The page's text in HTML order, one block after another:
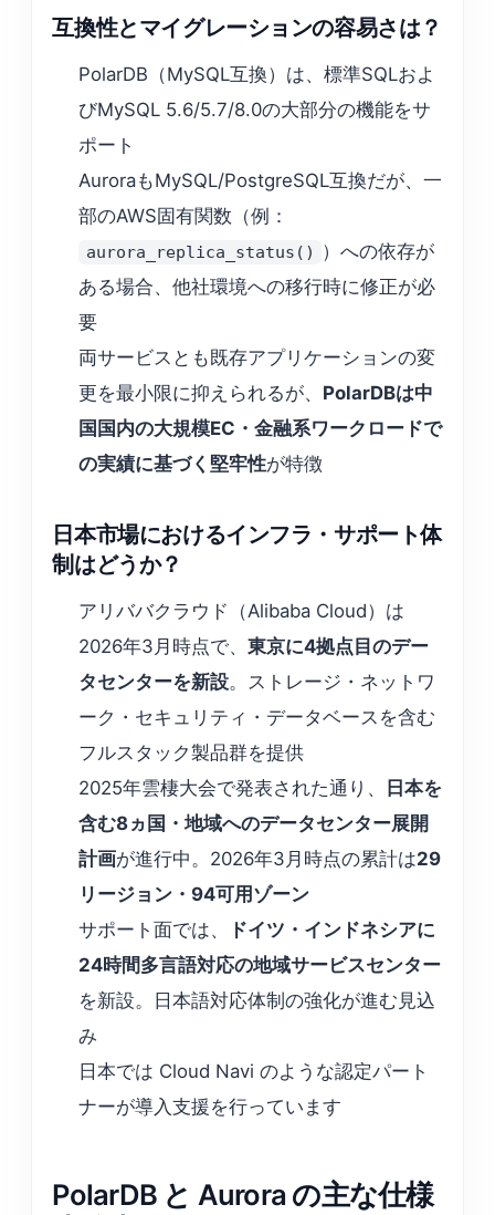
互換性とマイグレーションの容易さは？
PolarDB（MySQL互換）は、標準SQLおよ
びMySQL 5.6/5.7/8.0の大部分の機能をサ
ポート
AuroraもMySQL/PostgreSQL互換だが、一
部のAWS固有関数（例：
aurora_replica_status()
）への依存が
ある場合、他社環境への移行時に修正が必
要
両サービスとも既存アプリケーションの変
更を最小限に抑えられるが、 PolarDBは中
国国内の大規模EC・金融系ワークロードで
の実績に基づく堅牢性が特徴
日本市場におけるインフラ・サポート体
制はどうか？
アリババクラウド（Alibaba Cloud）は
2026年3月時点で、東京に4拠点目のデー
タセンターを新設。ストレージ・ネットワ
ーク・セキュリティ・データベースを含む
フルスタック製品群を提供
2025年雲棲大会で発表された通り、
日本を
含む8ヵ国・地域へのデータセンター展開
計画が進行中。2026年3月時点の累計は29
リージョン・94可用ゾーン
サポート面では、
ドイツ・インドネシアに
24時間多言語対応の地域サービスセンター
を新設。日本語対応体制の強化が進む見込
み
日本では Cloud Navi のような認定パート
ナーが導入支援を行っています
PolarDB と Aurora の主な仕様